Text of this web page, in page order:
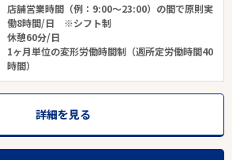
店舗営業時間（例：9:00～23:00）の間で原則実
働8時間/日 ※シフト制
休憩60分/日
1ヶ月単位の変形労働時間制（週所定労働時間40
時間）
詳細を見る